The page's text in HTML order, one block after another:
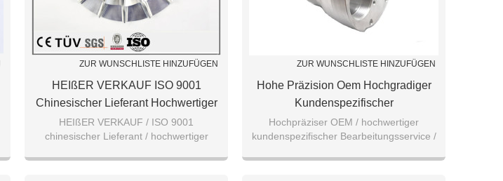
ZUR WUNSCHLISTE HINZUFÜGEN
HEIßER VERKAUF ISO 9001
Chinesischer Lieferant Hochwertiger
Kundenspezifischer
Bearbeitungsservice Gute Qualität
Aluminiumlegierung 7075/5052/6061
HEIßER VERKAUF / ISO 9001
chinesischer Lieferant / hochwertiger
Aluminiumlegierung 707
ZUR WUNSCHLISTE HINZUFÜGEN
Hohe Präzision Oem Hochgradiger
Kundenspezifischer
Bearbeitungsservice Gute Qualität
Aluminiumlegierung 7075/5052/6061
Teile
Hochpräziser OEM / hochwertiger
kundenspezifischer Bearbeitungsservice /
guter Qualität